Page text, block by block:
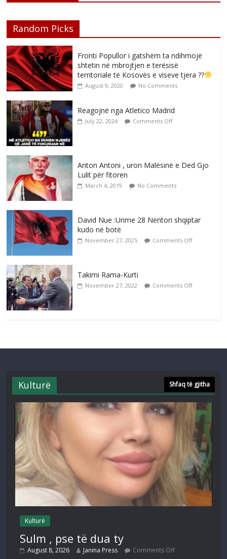
Random Picks
Fronti Popullor i gatshëm ta ndihmojë
shtetin në mbrojtjen e terësisë
territoriale të Kosovës e viseve tjera ??
August 9, 2020 No Comments
Reagojnë nga Atletico Madrid
July 22, 2024 Comments Off
Anton Antoni , uron Malësinë e Ded Gjo
Lulit për fitoren
March 4, 2019 No Comments
David Nue :Urime 28 Nëntori shqiptar
kudo në botë
November 27, 2025 Comments Off
Takimi Rama-Kurti
November 27, 2022 Comments Off
Kulturë Shfaq të gjitha
Kulturë
Sulm , pse të dua ty
August 8, 2026 Janina Press Comments Off